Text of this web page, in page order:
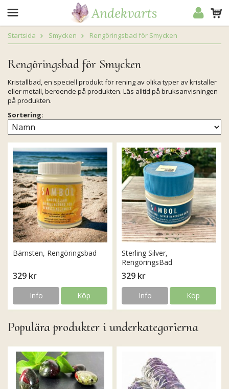
Startsida Smycken Rengöringsbad för Smycken
Rengöringsbad för Smycken
Kristallbad, en speciell produkt för rening av olika typer av kristaller
eller metall, beroende på produkten. Läs alltid på bruksanvisningen
på produkten.
Sortering:
Bärnsten, Rengöringsbad
329 kr
Info Köp
Sterling Silver,
RengöringsBad
329 kr
Info Köp
Populära produkter i underkategorierna